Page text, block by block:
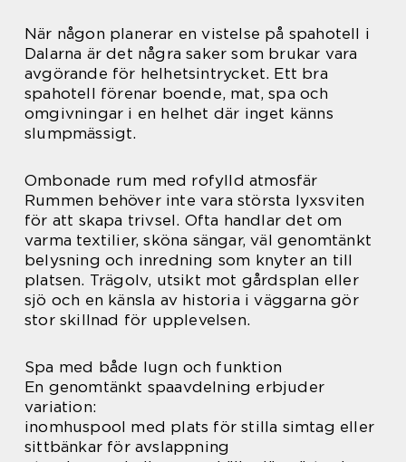
När någon planerar en vistelse på spahotell i
Dalarna är det några saker som brukar vara
avgörande för helhetsintrycket. Ett bra
spahotell förenar boende, mat, spa och
omgivningar i en helhet där inget känns
slumpmässigt.
Ombonade rum med rofylld atmosfär
Rummen behöver inte vara största lyxsviten
för att skapa trivsel. Ofta handlar det om
varma textilier, sköna sängar, väl genomtänkt
belysning och inredning som knyter an till
platsen. Trägolv, utsikt mot gårdsplan eller
sjö och en känsla av historia i väggarna gör
stor skillnad för upplevelsen.
Spa med både lugn och funktion
En genomtänkt spaavdelning erbjuder
variation:
inomhuspool med plats för stilla simtag eller
sittbänkar för avslappning